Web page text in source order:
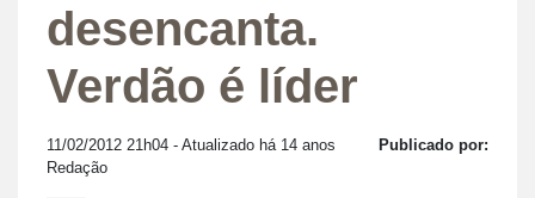
desencanta.
Verdão é líder
11/02/2012 21h04 - Atualizado há 14 anos
Publicado por:
Redação